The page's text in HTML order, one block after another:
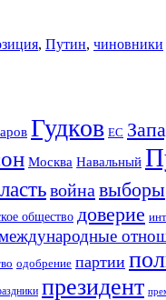
, Путин, чиновники
Гудков ЕС
Москва Навальный
война выборы
общество доверие
одобрение партии
президент